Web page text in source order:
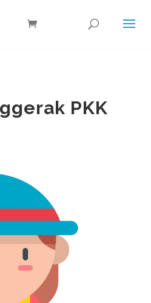
PKK